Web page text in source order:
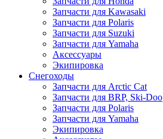
Запчасти для Kawasaki
Запчасти для Polaris
Запчасти для Suzuki
Запчасти для Yamaha
Аксессуары
Экипировка
Снегоходы
Запчасти для Arctic Cat
Запчасти для BRP, Ski-Doo
Запчасти для Polaris
Запчасти для Yamaha
Экипировка